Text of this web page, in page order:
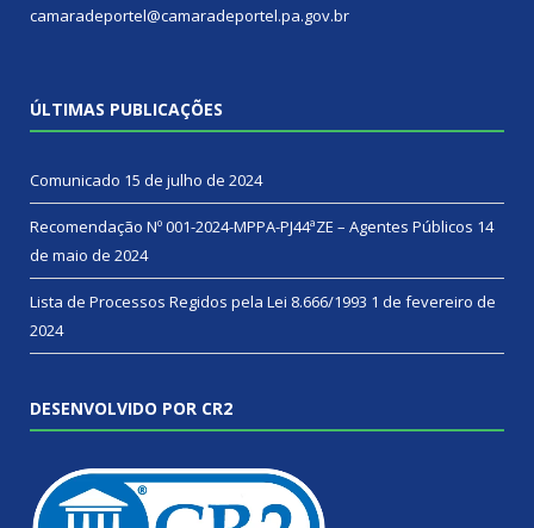
camaradeportel@camaradeportel.pa.gov.br
ÚLTIMAS PUBLICAÇÕES
Comunicado 15 de julho de 2024
Recomendação Nº 001-2024-MPPA-PJ44ªZE – Agentes Públicos 14
de maio de 2024
Lista de Processos Regidos pela Lei 8.666/1993 1 de fevereiro de
2024
DESENVOLVIDO POR CR2